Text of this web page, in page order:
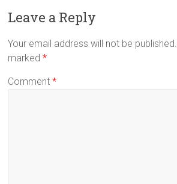
Leave a Reply
Your email address will not be published.
marked*
Comment*